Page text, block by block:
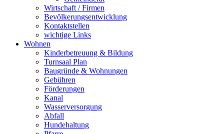
Wirtschaft / Firmen
Bevölkerungsentwicklung
Kontaktstellen
wichtige Links
Wohnen
Kinderbetreuung & Bildung
Turnsaal Plan
Baugründe & Wohnungen
Gebühren
Förderungen
Kanal
Wasserversorgung
Abfall
Hundehaltung